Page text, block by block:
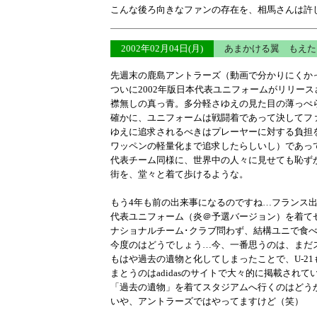
こんな後ろ向きなファンの存在を、相馬さんは
2002年02月04日(月) あまかける翼 もえ
先週末の鹿島アントラーズ（動画で分かりにく
ついに2002年版日本代表ユニフォームがリリー
襟無しの真っ青。多分軽さゆえの見た目の薄っ
確かに、ユニフォームは戦闘着であって決して
ゆえに追求されるべきはプレーヤーに対する負
ワッペンの軽量化まで追求したらしいし）であ
代表チーム同様に、世界中の人々に見せても恥
街を、堂々と着て歩けるような。
もう4年も前の出来事になるのですね…フランス
代表ユニフォーム（炎＠予選バージョン）を着て
ナショナルチーム･クラブ問わず、結構ユニで食
今度のはどうでしょう…今、一番思うのは、まだ
もはや過去の遺物と化してしまったことで、U-
まとうのはadidasのサイトで大々的に掲載されて
「過去の遺物」を着てスタジアムへ行くのはど
いや、アントラーズではやってますけど（笑）